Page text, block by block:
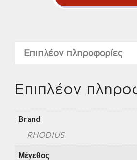
Επιπλέον πληροφορίες
Επιπλέον
Brand
RHODIUS
Μέγεθος